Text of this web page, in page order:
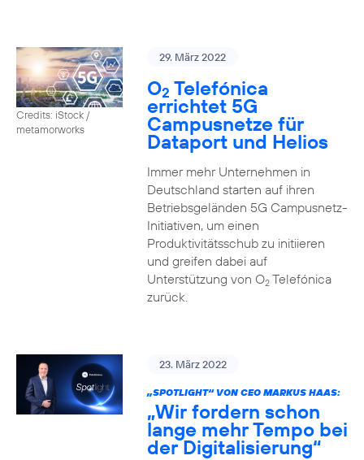
Credits: iStock /
metamorworks
29. März 2022
O2 Telefónica
errichtet 5G
Campusnetze für
Dataport und Helios
Immer mehr Unternehmen in
Deutschland starten auf ihren
Betriebsgeländen 5G Campusnetz-
Initiativen, um einen
Produktivitätsschub zu initiieren
und greifen dabei auf
Unterstützung von O2Telefónica
zurück.
23. März 2022
„SPOTLIGHT“ VON CEO MARKUS HAAS:
„Wir fordern schon
lange mehr Tempo bei
der Digitalisierung“